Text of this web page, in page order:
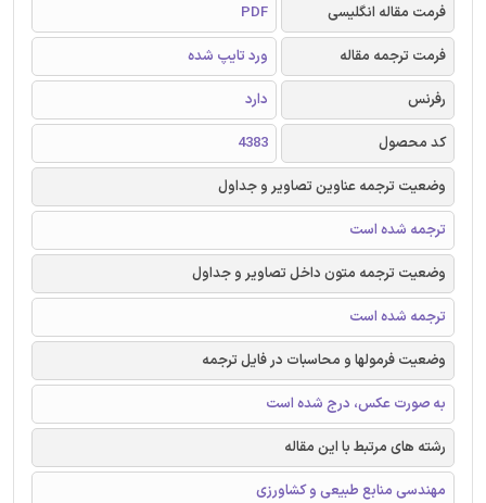
فرمت مقاله انگلیسی
PDF
فرمت ترجمه مقاله
ورد تایپ شده
رفرنس
دارد
کد محصول
4383
وضعیت ترجمه عناوین تصاویر و جداول
ترجمه شده است
وضعیت ترجمه متون داخل تصاویر و جداول
ترجمه شده است
وضعیت فرمولها و محاسبات در فایل ترجمه
به صورت عکس، درج شده است
رشته های مرتبط با این مقاله
مهندسی منابع طبیعی و کشاورزی